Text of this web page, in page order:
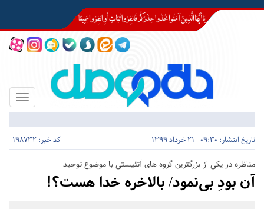
Toggle
تاریخ انتشار: 09:30 - 21 خرداد 1399 کد خبر: 198732
مناظره در یکی از بزرگترین گروه های آتئیستی با موضوع توحید
آن بودِ بی‌نمود/ بالاخره خدا هست؟!